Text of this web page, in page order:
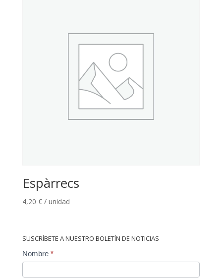
Espàrrecs
4,20 € / unidad
SUSCRÍBETE A NUESTRO BOLETÍN DE NOTICIAS
Contact
Nombre *